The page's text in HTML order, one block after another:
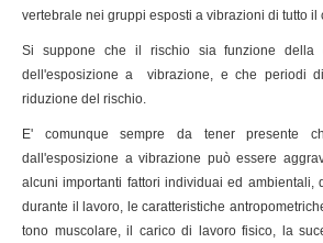
vertebrale nei gruppi esposti a vibrazioni di tutto il
Si suppone che il rischio sia funzione della
dell'esposizione a vibrazione, e che periodi
riduzione del rischio.
E' comunque sempre da tener presente
dall'esposizione a vibrazione può essere
alcuni importanti fattori individuai ed
durante il lavoro, le caratteristiche
tono muscolare, il carico di lavoro fisico, la